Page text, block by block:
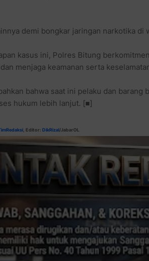
demi bongkar jaringan narkotika di
kasus ini, Polres Bitung
menjaga keamanan serta
bahwa saat ini pelaku dan
hukum lebih lanjut. [■]
, Editor: DikRizal/JabarOL